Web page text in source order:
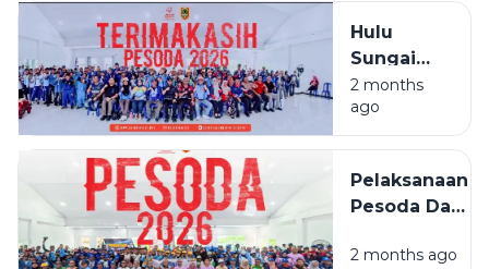
ASN Lulus
Hulu
Sungai
Selatan
Juara
Umum
2026
2 months
ago
Pelaksanaan
Pesoda Dan
Ditengah
2 months ago